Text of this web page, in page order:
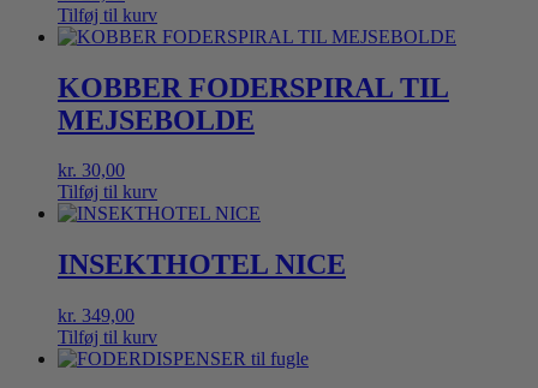
Tilføj til kurv
KOBBER FODERSPIRAL TIL
MEJSEBOLDE
kr. 30,00
Tilføj til kurv
INSEKTHOTEL NICE
kr. 349,00
Tilføj til kurv